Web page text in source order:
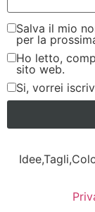
Salva il mio
per la
Ho letto,
sito web.
Si, vorrei